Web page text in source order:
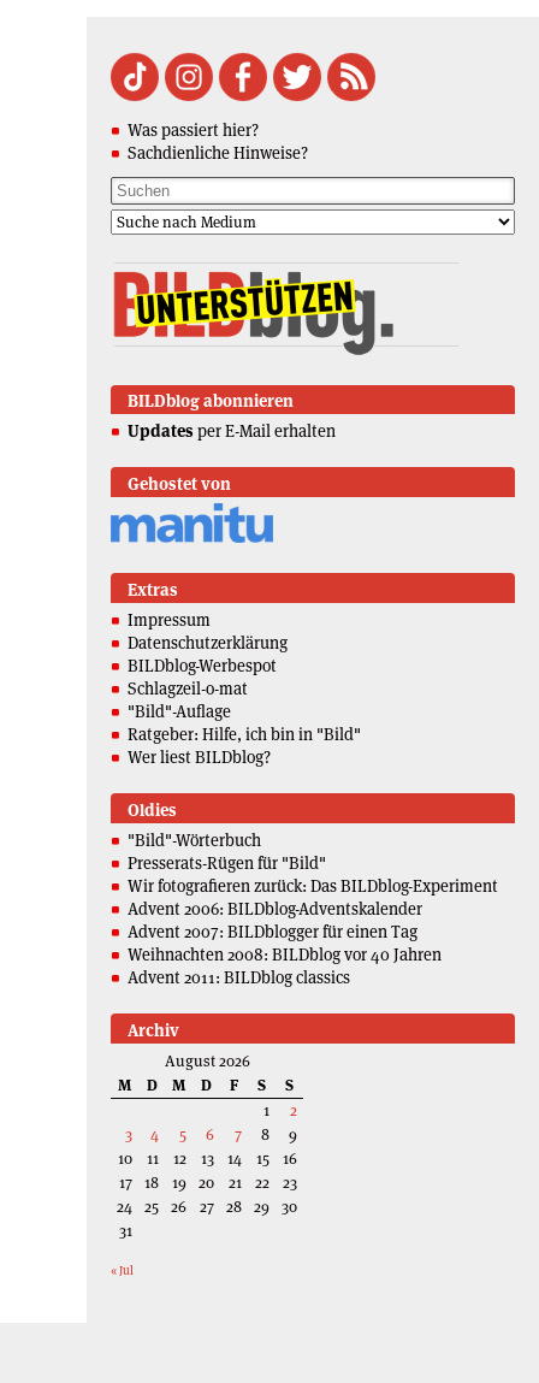
Was passiert hier?
Sachdienliche Hinweise?
BILDblog abonnieren
Updates per E-Mail erhalten
Gehostet von
Extras
Impressum
Datenschutzerklärung
BILDblog-Werbespot
Schlagzeil-o-mat
"Bild"-Auflage
Ratgeber: Hilfe, ich bin in "Bild"
Wer liest BILDblog?
Oldies
"Bild"-Wörterbuch
Presserats-Rügen für "Bild"
Wir fotografieren zurück: Das BILDblog-Experiment
Advent 2006: BILDblog-Adventskalender
Advent 2007: BILDblogger für einen Tag
Weihnachten 2008: BILDblog vor 40 Jahren
Advent 2011: BILDblog classics
Archiv
August 2026
M
D M D F S
S
1
2
3
4 5 6 7 8
9
10
11 12 13 14 15
16
17 18 19 20 21 22
23
24 25 26 27 28 29 30
31
« Jul